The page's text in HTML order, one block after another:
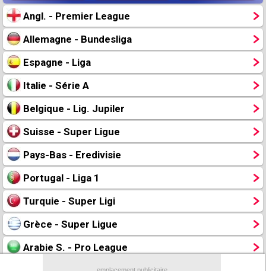
Angl. - Premier League
Allemagne - Bundesliga
Espagne - Liga
Italie - Série A
Belgique - Lig. Jupiler
Suisse - Super Ligue
Pays-Bas - Eredivisie
Portugal - Liga 1
Turquie - Super Ligi
Grèce - Super Ligue
Arabie S. - Pro League
Tableau transferts L1
Taille de la police
Paramètrages / Options
Contact / Signaler un bug
Recrutement Maxifoot
Mentions légales
site web Maxifoot.fr